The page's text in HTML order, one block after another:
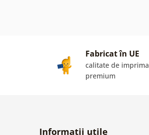
Fabricat în UE
calitate de
premium
Informații utile